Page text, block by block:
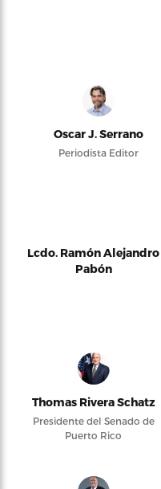
Oscar J. Serrano
Periodista Editor
Lcdo. Ramón Alejandro
Pabón
Thomas Rivera Schatz
Presidente del Senado de
Puerto Rico